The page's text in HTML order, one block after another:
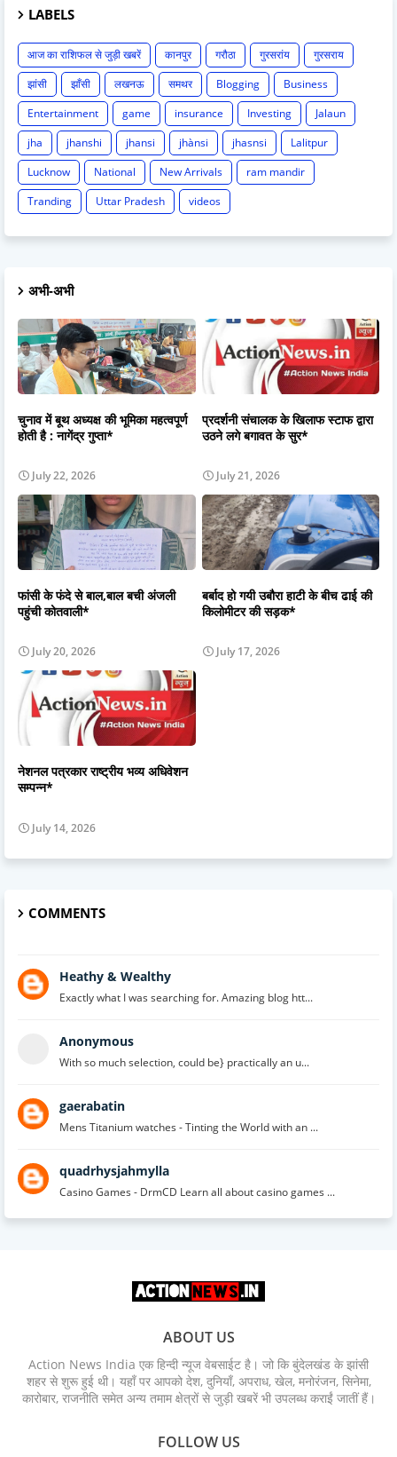
LABELS
आज का राशिफल से जुड़ी खबरें कानपुर गरौठा गुरसरांय
गुरसराय
झांसी
झाँसी लखनऊ समथर Blogging
Business
Entertainment
game insurance Investing
Jalaun
jha
jhanshi jhansi jhànsi jhasnsi
Lalitpur
Lucknow
National New Arrivals
ram mandir
Tranding
Uttar Pradesh videos
अभी-अभी
चुनाव में बूथ अध्यक्ष की भूमिका महत्वपूर्ण
होती है : नागेंद्र गुप्ता*
July 22, 2026
प्रदर्शनी संचालक के खिलाफ स्टाफ द्वारा
उठने लगे बगावत के सुर*
July 21, 2026
फांसी के फंदे से बाल,बाल बची अंजली
पहुंची कोतवाली*
July 20, 2026
बर्बाद हो गयी उबौरा हाटी के बीच ढाई की
किलोमीटर की सड़क*
July 17, 2026
नेशनल पत्रकार राष्ट्रीय भव्य अधिवेशन
सम्पन्न*
July 14, 2026
COMMENTS
Heathy & Wealthy
Exactly what I was searching for. Amazing blog htt...
Anonymous
With so much selection, could be} practically an u...
gaerabatin
Mens Titanium watches - Tinting the World with an ...
quadrhysjahmylla
Casino Games - DrmCD Learn all about casino games ...
ABOUT US
Action News India एक हिन्दी न्यूज वेबसाईट है। जो कि बुंदेलखंड के झांसी
शहर से शुरू हुई थी। यहाँ पर आपको देश, दुनियाँ, अपराध, खेल, मनोरंजन, सिनेमा,
कारोबार, राजनीति समेत अन्य तमाम क्षेत्रों से जुड़ी खबरें भी उपलब्ध कराईं जातीं हैं।
FOLLOW US